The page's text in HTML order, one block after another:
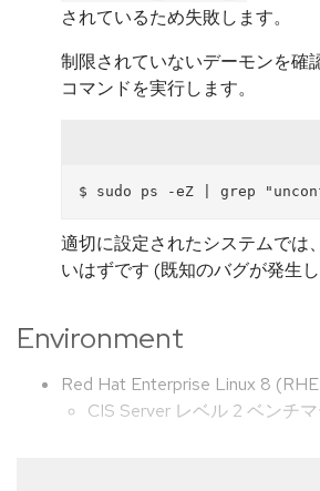
されているため失敗します。
制限されていないデーモンを確
コマンドを実行します。
適切に設定されたシステムでは
いはずです (既知のバグが発生し
Environment
Red Hat Enterprise Linux 8
CIS Server レベル 2 ベンチ